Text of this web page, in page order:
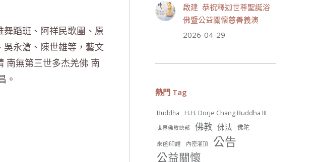
蹈班、阿祥民歌團、原
永滄、陳世雄等，藝文
南無第三世多杰羌佛 南
。
週日（7/19）將於世界佛教正
心會金龜山三寶殿... 觀看更多
世界佛教正心會
June 22, 2026, 10:11 AM
[世界佛教正心會 新聞報導]
啟建 恭祝釋迦世尊聖誕浴
佛暨公益關懷慈善義演
2026-04-29
熱門 Tag
Buddha H.H. Dorje Chang Buddha III
世界佛教總部 佛教 佛法 佛陀
來函印證 內密灌頂 公告
公益關懷